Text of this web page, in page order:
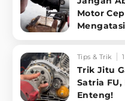
Motor
Tips & Trik
Trik Jitu
Satria
Enteng!